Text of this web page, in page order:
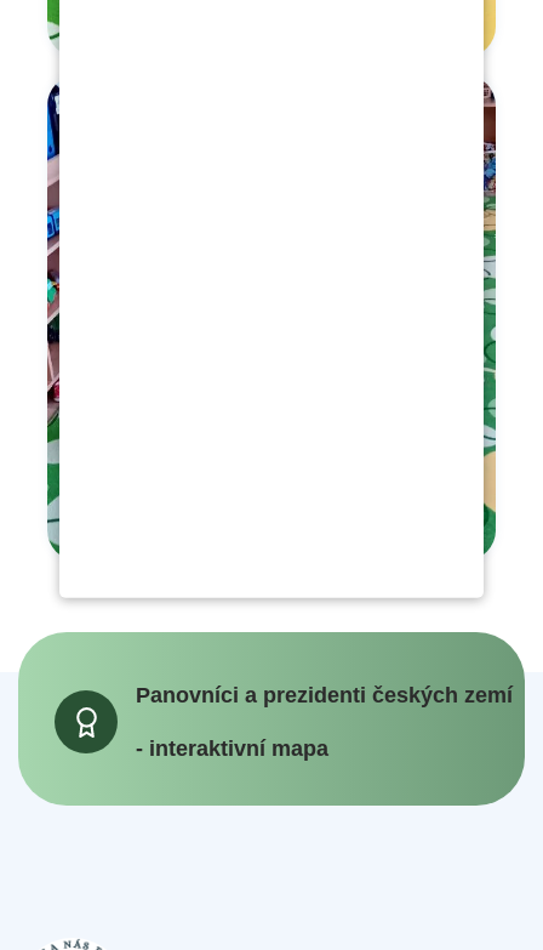
Panovníci a prezidenti českých zemí
- interaktivní mapa